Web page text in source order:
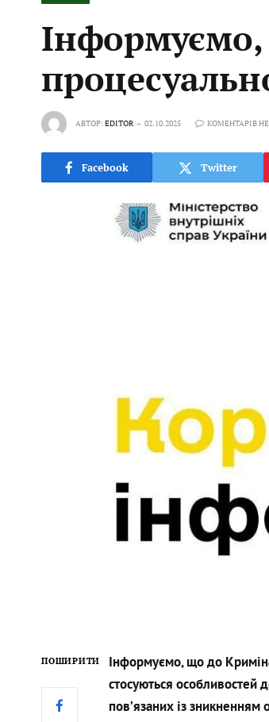
АВТОР:EDITOR 02.10.2025 КОМЕНТАРІВ
Facebook Twitter
ПОШИРИТИ
Інформуємо, що до
стосуються особливостей
пов’язаних із зникненням